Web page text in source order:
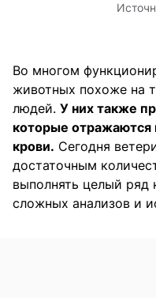
Во многом
животных похоже на
людей. У них также
которые отражаются
крови. Сегодня
достаточным
выполнять целый ряд
сложных анализов и